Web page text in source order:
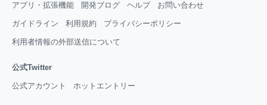
アプリ・拡張機能 開発ブログ ヘルプ お問い合わせ
ガイドライン 利用規約 プライバシーポリシー
利用者情報の外部送信について
公式Twitter
公式アカウント ホットエントリー